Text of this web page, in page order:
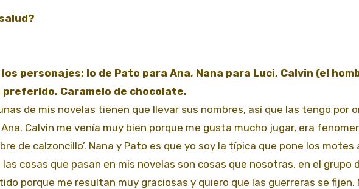
personajes: lo de Pato para Ana, Nana para Luci, Calvin (el
preferido, Caramelo de chocolate.
de mis novelas tienen que llevar sus nombres, así que las tengo por
Calvin me venía muy bien porque me gusta mucho jugar, era
de calzoncillo’. Nana y Pato es que yo soy la típica que pone los motes
cosas que pasan en mis novelas son cosas que nosotras, en el grupo
porque me resultan muy graciosas y quiero que las guerreras se fijen.